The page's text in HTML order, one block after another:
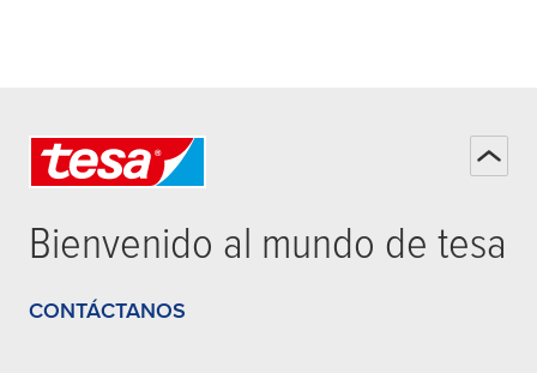
Bienvenido al mundo de tesa
CONTÁCTANOS